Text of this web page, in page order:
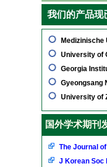
我们的产品现
Medizinische
University of
Georgia
Gyeongsang
University of
国外学术期刊
The Journal
J Korean Soc